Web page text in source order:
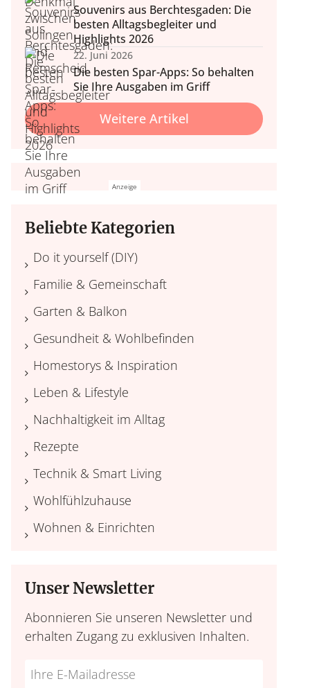
& Balkon
Tipps, Outdoor-Möbel
Wohlbefinden
Wellness, Yoga und
Souvenirs aus Berchtesgaden: Die
besten Alltagsbegleiter und
Highlights 2026
22. Juni 2026
Die besten Spar-Apps: So behalten
Sie Ihre Ausgaben im Griff
Weitere Artikel
Beliebte Kategorien
Do it yourself (DIY)
Familie & Gemeinschaft
Garten & Balkon
Gesundheit & Wohlbefinden
Homestorys & Inspiration
Leben & Lifestyle
Nachhaltigkeit im Alltag
Rezepte
Technik & Smart Living
Wohlfühlzuhause
Wohnen & Einrichten
Unser Newsletter
Abonnieren Sie unseren Newsletter und
erhalten Zugang zu exklusiven Inhalten.
Do
*Ihre